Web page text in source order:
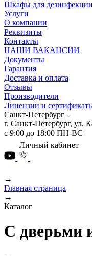
Шкафы для дезинфекции
Услуги
О компании
Реквизиты
Контакты
НАШИ ВАКАНСИИ
Документы
Гарантия
Доставка и оплата
Отзывы
Производители
Лицензии и
Санкт-Петербург
г. Санкт-Петербург, ул.
с 9:00 до 18:00 ПН-ВС
Личный кабинет
→
Главная страница
→
Каталог
С дверьми